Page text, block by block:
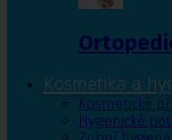
Kosmetika a
Kosmetické
Hygienické